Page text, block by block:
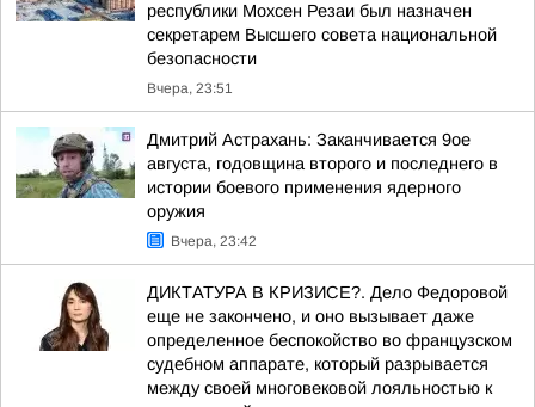
республики Мохсен Резаи был назначен
секретарем Высшего совета национальной
безопасности
Вчера, 23:51
Дмитрий Астрахань: Заканчивается 9ое
августа, годовщина второго и последнего в
истории боевого применения ядерного
оружия
Вчера, 23:42
ДИКТАТУРА В КРИЗИСЕ?. Дело Федоровой
еще не закончено, и оно вызывает даже
определенное беспокойство во французском
судебном аппарате, который разрывается
между своей многовековой лояльностью к